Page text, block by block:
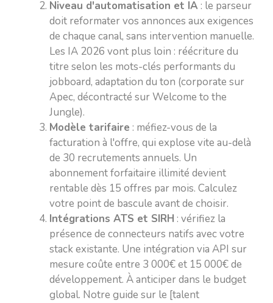
Niveau d'automatisation et IA : le parseur
doit reformater vos annonces aux exigences
de chaque canal, sans intervention manuelle.
Les IA 2026 vont plus loin : réécriture du
titre selon les mots-clés performants du
jobboard, adaptation du ton (corporate sur
Apec, décontracté sur Welcome to the
Jungle).
Modèle tarifaire : méfiez-vous de la
facturation à l'offre, qui explose vite au-delà
de 30 recrutements annuels. Un
abonnement forfaitaire illimité devient
rentable dès 15 offres par mois. Calculez
votre point de bascule avant de choisir.
Intégrations ATS et SIRH : vérifiez la
présence de connecteurs natifs avec votre
stack existante. Une intégration via API sur
mesure coûte entre 3 000€ et 15 000€ de
développement. À anticiper dans le budget
global. Notre guide sur le [talent